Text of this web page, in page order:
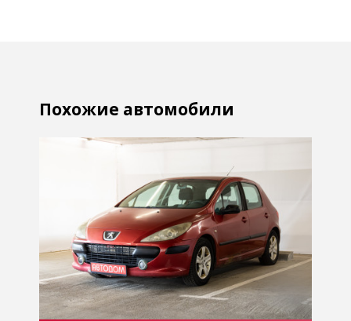
Похожие автомобили